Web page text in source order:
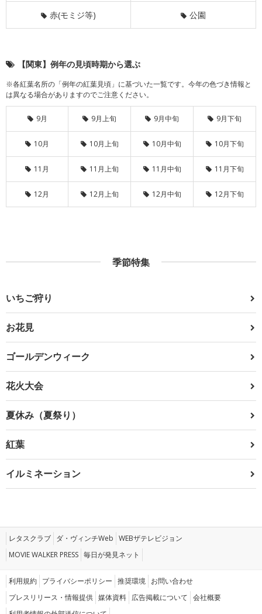
赤(モミジ等) 公園
【関東】例年の見頃時期から選ぶ
※各紅葉名所の「例年の紅葉見頃」に基づいた一覧です。今年の色づき情報と
は異なる場合がありますのでご注意ください。
9月 9月上旬 9月中旬 9月下旬
10月 10月上旬 10月中旬 10月下旬
11月 11月上旬 11月中旬 11月下旬
12月 12月上旬 12月中旬 12月下旬
季節特集
いちご狩り
お花見
ゴールデンウィーク
花火大会
夏休み（夏祭り）
紅葉
イルミネーション
レタスクラブ ダ・ヴィンチWeb WEBザテレビジョン
MOVIE WALKER PRESS 毎日が発見ネット
利用規約 プライバシーポリシー 推奨環境 お問い合わせ
プレスリリース・情報提供 媒体資料 広告掲載について 会社概要